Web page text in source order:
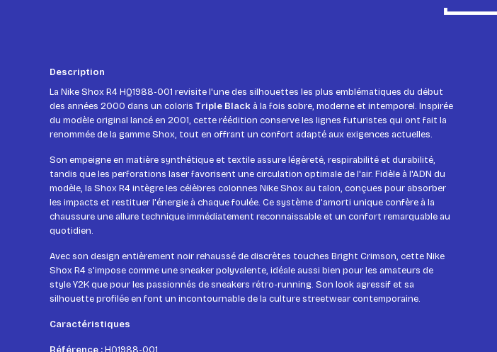
Description
La Nike Shox R4 HQ1988-001 revisite l'une des silhouettes les plus emblématiques du début
des années 2000 dans un coloris Triple Black à la fois sobre, moderne et intemporel. Inspirée
du modèle original lancé en 2001, cette réédition conserve les lignes futuristes qui ont fait la
renommée de la gamme Shox, tout en offrant un confort adapté aux exigences actuelles.
Son empeigne en matière synthétique et textile assure légèreté, respirabilité et durabilité,
tandis que les perforations laser favorisent une circulation optimale de l'air. Fidèle à l'ADN du
modèle, la Shox R4 intègre les célèbres colonnes Nike Shox au talon, conçues pour absorber
les impacts et restituer l'énergie à chaque foulée. Ce système d'amorti unique confère à la
chaussure une allure technique immédiatement reconnaissable et un confort remarquable au
quotidien.
Avec son design entièrement noir rehaussé de discrètes touches Bright Crimson, cette Nike
Shox R4 s'impose comme une sneaker polyvalente, idéale aussi bien pour les amateurs de
style Y2K que pour les passionnés de sneakers rétro-running. Son look agressif et sa
silhouette profilée en font un incontournable de la culture streetwear contemporaine.
Caractéristiques